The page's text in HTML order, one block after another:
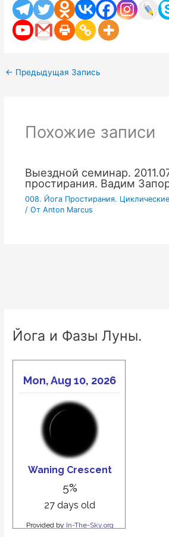
← Предыдущая Запись
Похожие записи
Выездной семинар.
простирания. Вадим
008. Йога Простирания.
/ От Anton Marcus
Йога и Фазы Луны.